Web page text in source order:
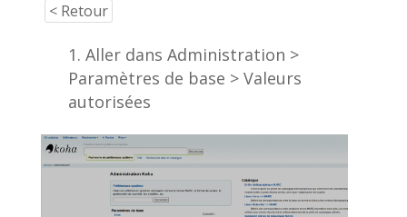
< Retour
Aller dans Administration >
Paramètres de base > Valeurs
autorisées